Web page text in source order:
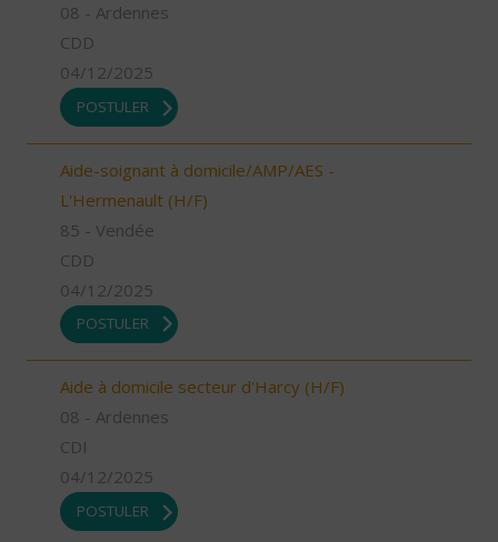
08 - Ardennes
CDD
04/12/2025
POSTULER
Aide-soignant à domicile/AMP/AES -
L'Hermenault (H/F)
85 - Vendée
CDD
04/12/2025
POSTULER
Aide à domicile secteur d'Harcy (H/F)
08 - Ardennes
CDI
04/12/2025
POSTULER